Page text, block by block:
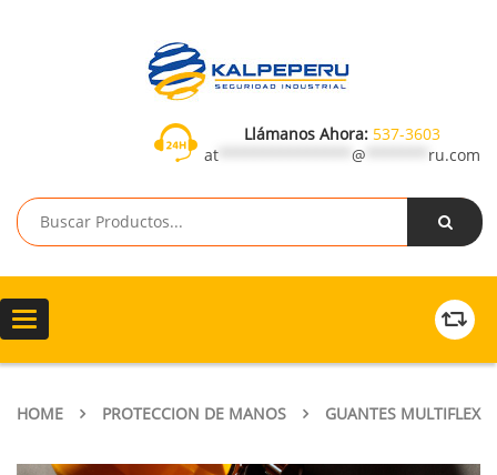
Llámanos Ahora: 537-3603
at
@ ru.com
Toggle
navigation
HOME PROTECCION DE MANOS GUANTES MULTIFLEX